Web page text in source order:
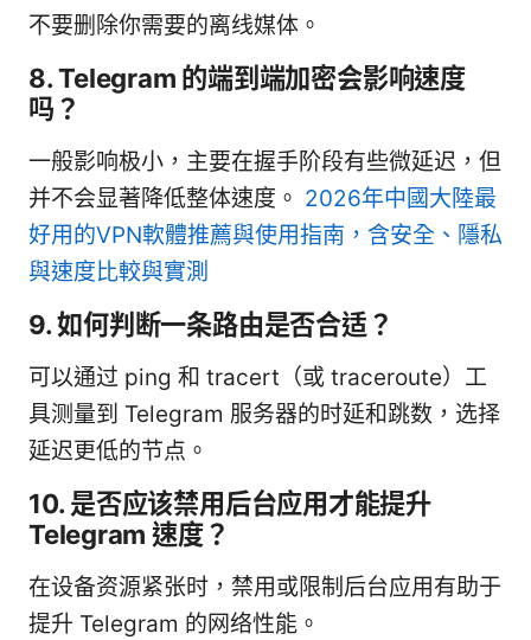
不要删除你需要的离线媒体。
8. Telegram 的端到端加密会影响速度
吗？
一般影响极小，主要在握手阶段有些微延迟，但
并不会显著降低整体速度。 2026年中國大陸最
好用的VPN軟體推薦與使用指南，含安全、隱私
與速度比較與實測
9. 如何判断一条路由是否合适？
可以通过 ping 和 tracert（或 traceroute）工
具测量到 Telegram 服务器的时延和跳数，选择
延迟更低的节点。
10. 是否应该禁用后台应用才能提升
Telegram 速度？
在设备资源紧张时，禁用或限制后台应用有助于
提升 Telegram 的网络性能。